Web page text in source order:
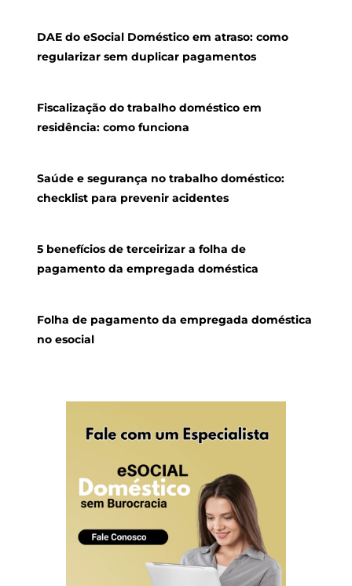
DAE do eSocial Doméstico em atraso: como
regularizar sem duplicar pagamentos
Fiscalização do trabalho doméstico em
residência: como funciona
Saúde e segurança no trabalho doméstico:
checklist para prevenir acidentes
5 benefícios de terceirizar a folha de
pagamento da empregada doméstica
Folha de pagamento da empregada doméstica
no esocial